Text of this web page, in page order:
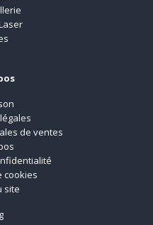
de ventes
cookies
site